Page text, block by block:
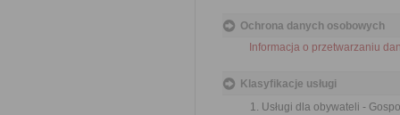
Ochrona danych osobowych
Informacja o przetwarzaniu
Klasyfikacje usługi
Usługi dla obywateli -